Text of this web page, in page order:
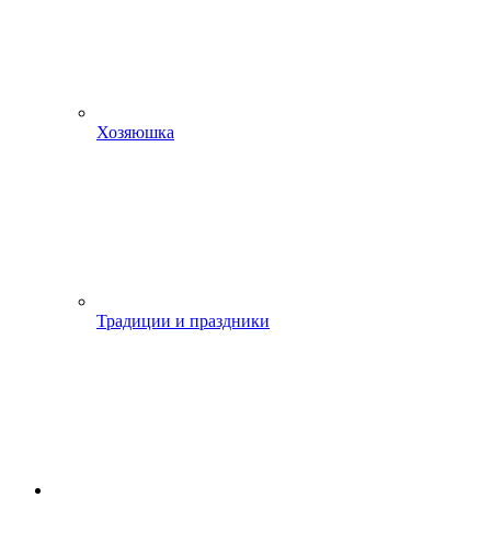
Хозяюшка
Традиции и праздники